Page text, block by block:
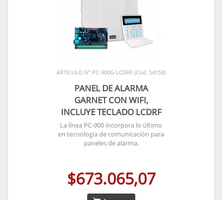
ARTICULO N° PC-900G-LCDRF (Cod. 54158)
PANEL DE ALARMA
GARNET CON WIFI,
INCLUYE TECLADO LCDRF
La línea PC-900 incorpora lo último
en tecnología de comunicación para
paneles de alarma.
$673.065,07